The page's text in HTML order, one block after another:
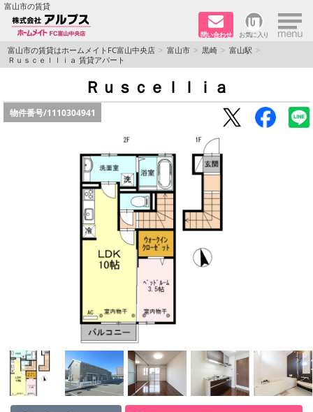
富山市の賃貸
問い合わせ お気に入り ×
TOPページ
ペット同居はご相談ください
路線·駅から探す
店舗情報·アクセス
富山市の賃貸はホームメイトFC富山中央店 富山市 黒崎
富山駅
Ｒｕｓｃｅｌｌｉａ 賃貸アパート
Ｒｕｓｃｅｌｌｉａ
物件番号/1110304941